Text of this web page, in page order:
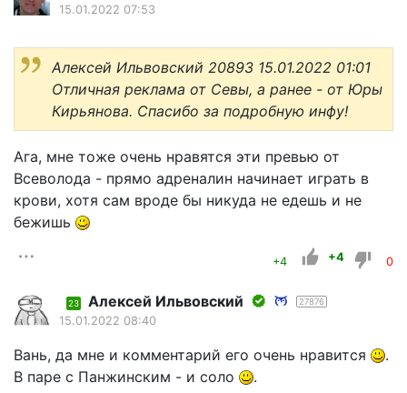
15.01.2022 07:53
Алексей Ильвовский 20893 15.01.2022 01:01
Отличная реклама от Севы, а ранее - от Юры
Кирьянова. Спасибо за подробную инфу!
Ага, мне тоже очень нравятся эти превью от
Всеволода - прямо адреналин начинает играть в
крови, хотя сам вроде бы никуда не едешь и не
бежишь
+4 +4 0
23 Алексей Ильвовский 27876
15.01.2022 08:40
Вань, да мне и комментарий его очень нравится
.
В паре с Панжинским - и соло
.